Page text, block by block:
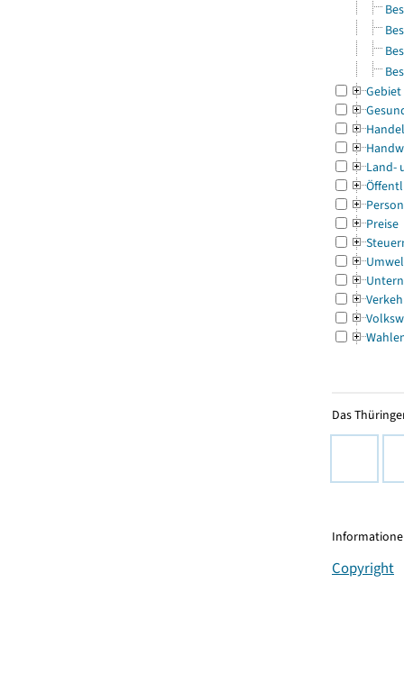
Gebiet
Land-
Preise
Das
Copyright